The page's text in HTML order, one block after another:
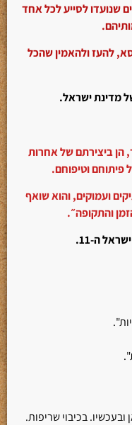
שנועדו לסייע לכל אחד
להעז ולהאמין שהכל
מדינת ישראל.
הן ביצירתם של אחרות
פיתוחם וטיפוחם.
ועמוקים, והוא שואף
והתקופה״.
ה-11.
בכיבוי שריפות.